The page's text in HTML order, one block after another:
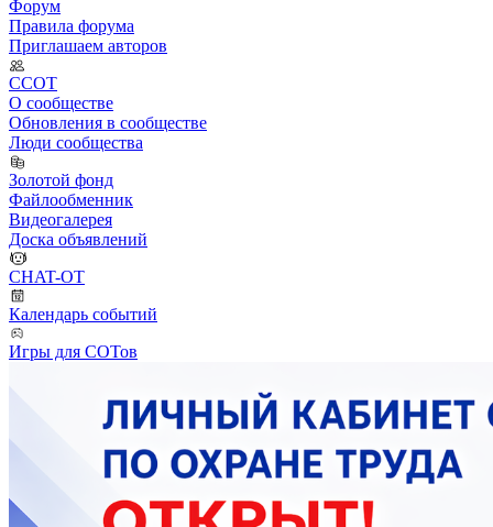
Форум
Правила форума
Приглашаем авторов
ССОТ
О сообществе
Обновления в сообществе
Люди сообщества
Золотой фонд
Файлообменник
Видеогалерея
Доска объявлений
CHAT-OT
Календарь событий
Игры для СОТов